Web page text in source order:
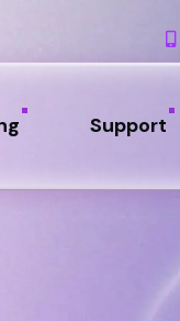
Support